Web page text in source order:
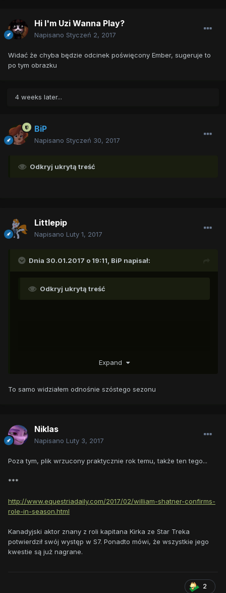
Hi I'm Uzi Wanna Play?
Napisano Styczeń 2, 2017
Widać że chyba będzie odcinek poświęcony Ember, sugeruje to
po tym obrazku
4 weeks later...
BiP
Napisano Styczeń 30, 2017
Odkryj ukrytą treść
Littlepip
Napisano Luty 1, 2017
Dnia 30.01.2017 o 19:11, BiP napisał:
Odkryj ukrytą treść
Expand
To samo widziałem odnośnie szóstego sezonu
Niklas
Napisano Luty 3, 2017
Poza tym, plik wrzucony praktycznie rok temu, także ten tego...
***
http://www.equestriadaily.com/2017/02/william-shatner-confirms-
role-in-season.html
Kanadyjski aktor znany z roli kapitana Kirka ze Star Treka
potwierdził swój występ w S7. Ponadto mówi, że wszystkie jego
kwestie są już nagrane.
2